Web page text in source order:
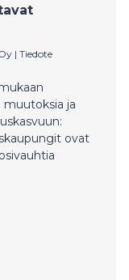
| Tiedote
muutoksia ja
ovat